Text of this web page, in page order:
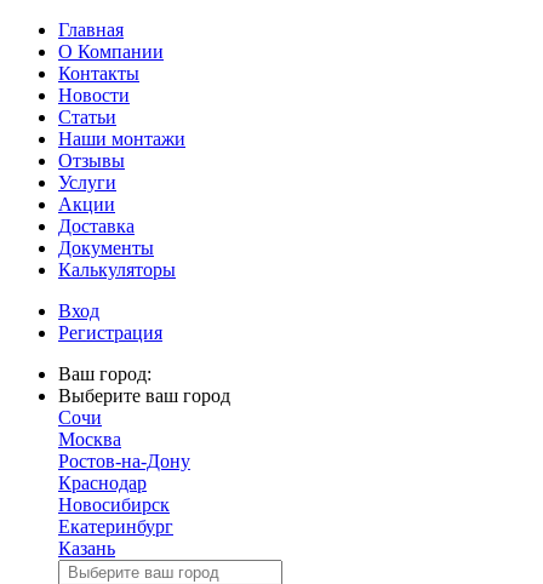
Главная
О Компании
Контакты
Новости
Статьи
Наши монтажи
Отзывы
Услуги
Акции
Доставка
Документы
Калькуляторы
Вход
Регистрация
Ваш город:
Выберите ваш город
Сочи
Москва
Ростов-на-Дону
Краснодар
Новосибирск
Екатеринбург
Казань